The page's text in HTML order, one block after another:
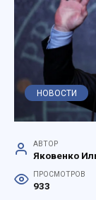
НОВОСТИ
АВТОР
Яковенко
ПРОСМОТРОВ
933